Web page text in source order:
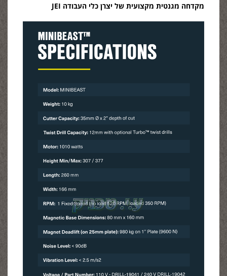
מקדחה מגנטית מקצועית של יצרן כלי העבודה JEI